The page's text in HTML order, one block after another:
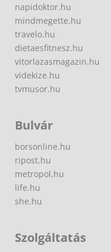
napidoktor.hu
mindmegette.hu
travelo.hu
dietaesfitnesz.hu
vitorlazasmagazin.hu
videkize.hu
tvmusor.hu
Bulvár
borsonline.hu
ripost.hu
metropol.hu
life.hu
she.hu
Szolgáltatás